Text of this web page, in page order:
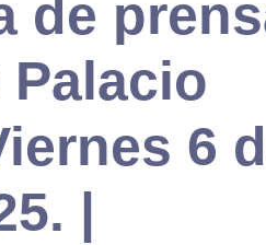
de
6
|